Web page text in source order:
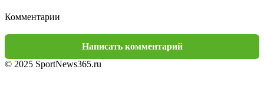
Комментарии
Написать комментарий
© 2025 SportNews365.ru